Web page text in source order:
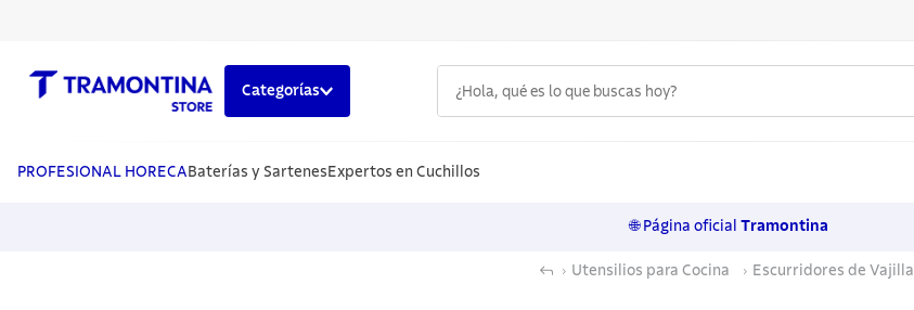
Categorías
PROFESIONAL HORECA Baterías y Sartenes Expertos en Cuchillos
🌐 Página oficial Tramontina
Utensilios para Cocina Escurridores de Vajilla
1.
cuchillos